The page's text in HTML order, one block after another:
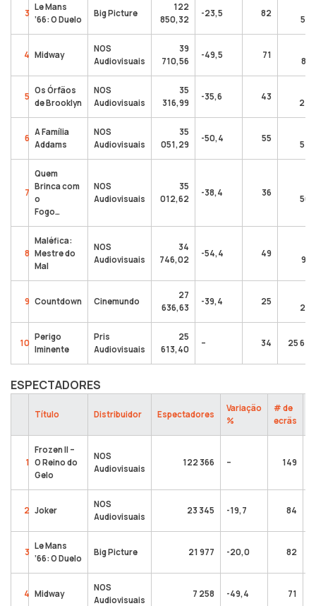
3
Le Mans
’66: O Duelo
Big Picture
122
850,32
-23,5 82
4 Midway
NOS
Audiovisuais
39
710,56
-49,5 71
5
Os Órfãos
de Brooklyn
NOS
Audiovisuais
35
316,99
-35,6 43
6
A Família
Addams
NOS
Audiovisuais
35
051,29
-50,4 55
7
Quem
Brinca com
o
Fogo…
NOS
Audiovisuais
35
012,62
-38,4 36
8
Maléfica:
Mestre do
Mal
NOS
Audiovisuais
34
746,02
-54,4 49
9 Countdown Cinemundo
27
636,63
-39,4 25
10
Perigo
Iminente
Pris
Audiovisuais
25
613,40
– 34 25
ESPECTADORES
Título Distribuidor Espectadores
Variação
%
# de
ecrãs
1
Frozen II –
O Reino do
Gelo
NOS
Audiovisuais
122 366 – 149
2 Joker
NOS
Audiovisuais
23 345 -19,7 84
3
Le Mans
’66: O Duelo
Big Picture 21 977 -20,0 82
4 Midway
NOS
Audiovisuais
7 258 -49,4 71